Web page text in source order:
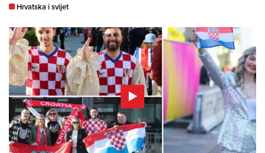
Hrvatska i svijet